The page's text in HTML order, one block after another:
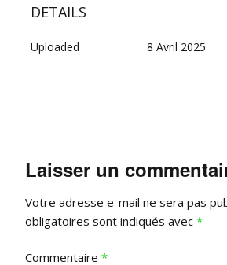
DETAILS
Uploaded 8 Avril 2025
Laisser un
Votre adresse e-mail ne sera pas
obligatoires sont indiqués avec *
Commentaire *